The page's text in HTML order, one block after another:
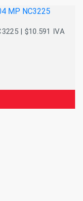
| $10.591 IVA